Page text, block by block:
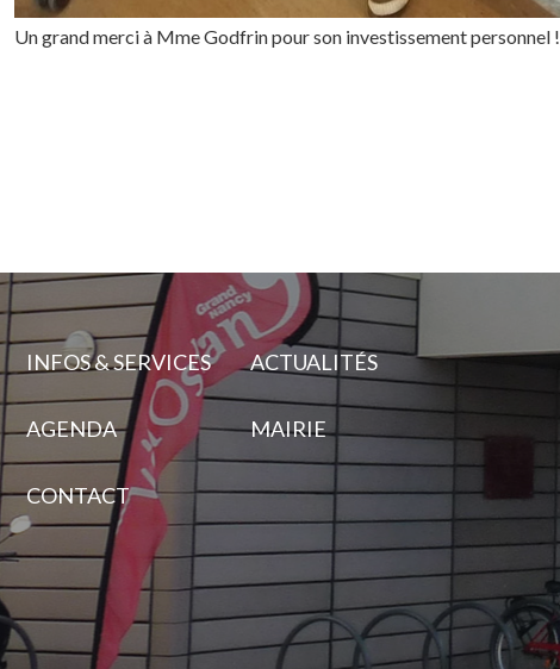
Un grand merci à Mme Godfrin pour son investissement personnel !
INFOS & SERVICES ACTUALITÉS
AGENDA MAIRIE
CONTACT